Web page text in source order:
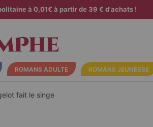
à 0,01€ à partir de 39 € d'achats !
ROMANS ADULTE ROMANS JEUNESSE
fait le singe